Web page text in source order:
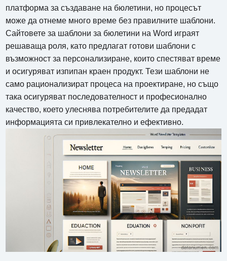
платформа за създаване на бюлетини, но процесът
може да отнеме много време без правилните шаблони.
Сайтовете за шаблони за бюлетини на Word играят
решаваща роля, като предлагат готови шаблони с
възможност за персонализиране, които спестяват време
и осигуряват изпипан краен продукт. Тези шаблони не
само рационализират процеса на проектиране, но също
така осигуряват последователност и професионално
качество, което улеснява потребителите да предадат
информацията си привлекателно и ефективно.